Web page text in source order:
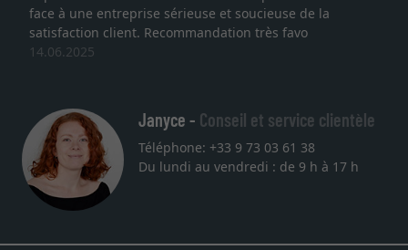
face à une entreprise sérieuse et soucieuse de la
satisfaction client. Recommandation très favo
14.06.2025
Janyce - Conseil et service clientèle
Téléphone: +33 9 73 03 61 38
Du lundi au vendredi : de 9 h à 17 h